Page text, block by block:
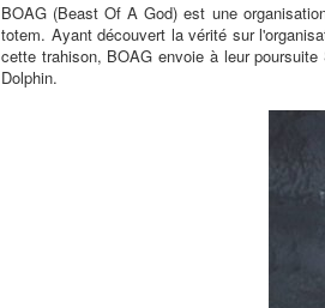
BOAG (Beast Of A God) est une
totem. Ayant découvert la vérité sur
cette trahison, BOAG envoie à leur
Dolphin.